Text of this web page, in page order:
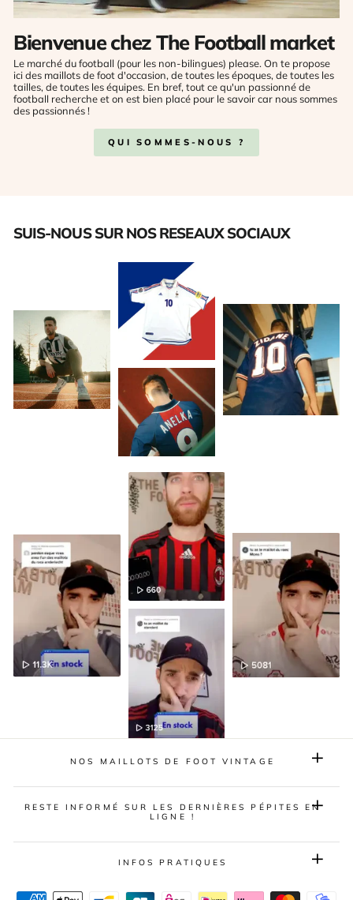
Bienvenue chez The Football market
Le marché du football (pour les non-bilingues) please. On te propose
ici des maillots de foot d'occasion, de toutes les époques, de toutes les
tailles, de toutes les équipes. En bref, tout ce qu'un passionné de
football recherche et on est bien placé pour le savoir car nous sommes
des passionnés !
QUI SOMMES-NOUS ?
SUIS-NOUS SUR NOS RESEAUX SOCIAUX
NOS MAILLOTS DE FOOT VINTAGE
RESTE INFORMÉ SUR LES DERNIÈRES PÉPITES EN
LIGNE !
INFOS PRATIQUES